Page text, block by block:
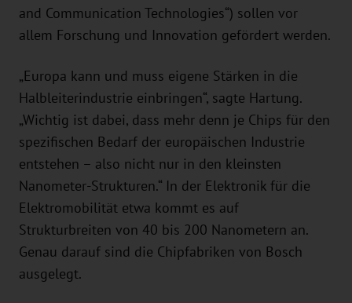
and Communication Technologies“) sollen vor
allem Forschung und Innovation gefördert werden.
„Europa kann und muss eigene Stärken in die
Halbleiterindustrie einbringen“, sagte Hartung.
„Wichtig ist dabei, dass mehr denn je Chips für den
spezifischen Bedarf der europäischen Industrie
entstehen – also nicht nur in den kleinsten
Nanometer-Strukturen.“ In der Elektronik für die
Elektromobilität etwa kommt es auf
Strukturbreiten von 40 bis 200 Nanometern an.
Genau darauf sind die Chipfabriken von Bosch
ausgelegt.